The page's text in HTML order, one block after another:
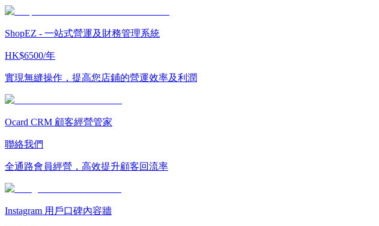
ShopEZ - 一站式營運及財務管理系統
HK$6500/年
實現無縫操作，提高您店鋪的營運效率及利潤
Ocard CRM 顧客經營管家
聯絡我們
全通路會員經營，高效提升顧客回流率
Instagram 用戶口碑內容牆